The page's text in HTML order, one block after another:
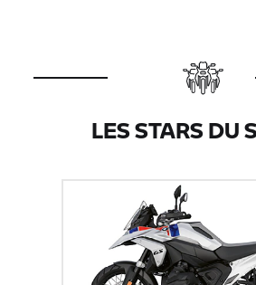
LES STARS DU